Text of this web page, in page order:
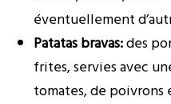
éventuellement
Patatas bravas:des
frites, servies avec
tomates, de poivrons